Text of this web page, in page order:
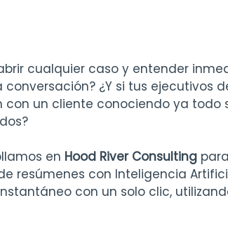
cualquier caso y entender
¿Y si tus ejecutivos
un cliente conociendo ya todo
en Hood River Consulting para
resúmenes con Inteligencia
con un solo clic,